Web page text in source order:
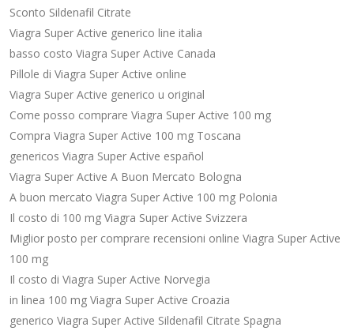
Sconto Sildenafil Citrate
Viagra Super Active generico line italia
basso costo Viagra Super Active Canada
Pillole di Viagra Super Active online
Viagra Super Active generico u original
Come posso comprare Viagra Super Active 100 mg
Compra Viagra Super Active 100 mg Toscana
genericos Viagra Super Active español
Viagra Super Active A Buon Mercato Bologna
A buon mercato Viagra Super Active 100 mg Polonia
Il costo di 100 mg Viagra Super Active Svizzera
Miglior posto per comprare recensioni online Viagra Super Active
100 mg
Il costo di Viagra Super Active Norvegia
in linea 100 mg Viagra Super Active Croazia
generico Viagra Super Active Sildenafil Citrate Spagna